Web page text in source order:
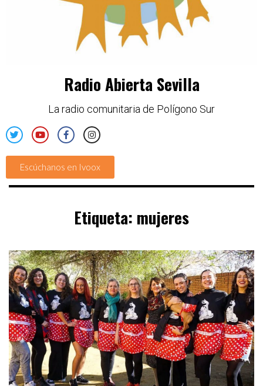
Radio Abierta Sevilla
La radio comunitaria de Polígono Sur
Escúchanos en Ivoox
Etiqueta: mujeres